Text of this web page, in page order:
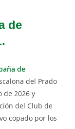
de
de
del Prado
de 2026 y
del Club de
copado por los